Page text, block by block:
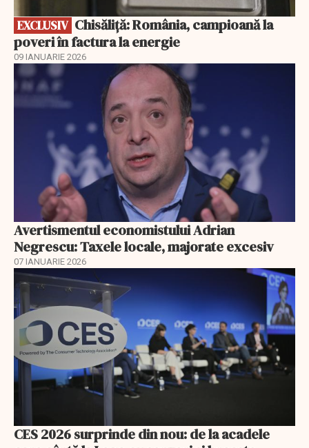
EXCLUSIV
poveri în factura la energie
09 IANUARIE 2026
Avertismentul economistului Adrian
Negrescu: Taxele locale, majorate excesiv
07 IANUARIE 2026
CES 2026 surprinde din nou: de la acadele